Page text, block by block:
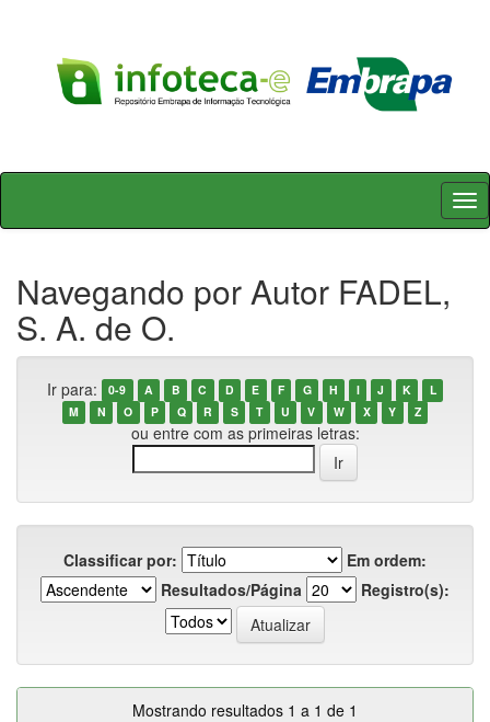
Skip
Navegando por Autor FADEL,
S. A. de O.
Ir para: 0-9 A B C D E F G H I J K
L
M
N O P Q R S T U V W X Y Z
ou entre com as primeiras letras:
Classificar por:
Em ordem:
Resultados/Página
Registro(s):
Mostrando resultados 1 a 1 de 1